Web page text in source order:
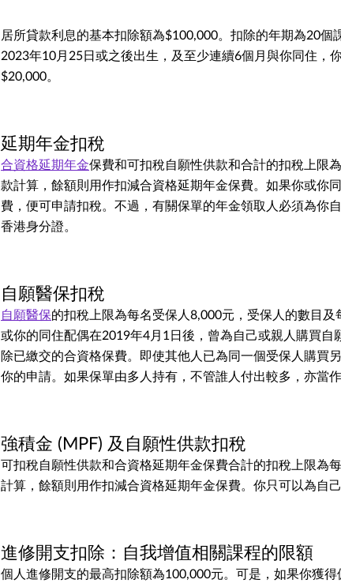
居所貸款利息的基本扣除額為$100,000。扣除的年期為20個
2023年10月25日或之後出生，及至少連續6個月與你同住，
$20,000。
延期年金扣稅
合資格延期年金保費和可扣稅自願性供款和合計的扣稅上限
款計算，餘額則用作扣減合資格延期年金保費。如果你或你
費，便可申請扣稅。不過，有關保單的年金領取人必須為你
香港身分證。
自願醫保扣稅
自願醫保的扣稅上限為每名受保人8,000元，受保人的數目
或你的同住配偶在2019年4月1日後，曾為自己或親人購買自
除已繳交的合資格保費。即使其他人已為同一個受保人購買
你的申請。如果保單由多人持有，不管誰人付出較多，亦當
強積金 (MPF) 及自願性供款扣稅
可扣稅自願性供款和合資格延期年金保費合計的扣稅上限為
計算，餘額則用作扣減合資格延期年金保費。你只可以為自
進修開支扣除：自我增值相關課程的限額
個人進修開支的最高扣除額為100,000元。可是，如果你獲